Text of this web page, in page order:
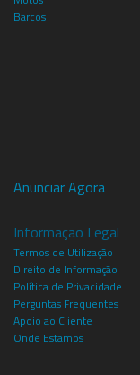
Barcos
Anunciar Agora
Informação Legal
Termos de Utilização
Direito de Informação
Política de Privacidade
Perguntas Frequentes
Apoio ao Cliente
Onde Estamos